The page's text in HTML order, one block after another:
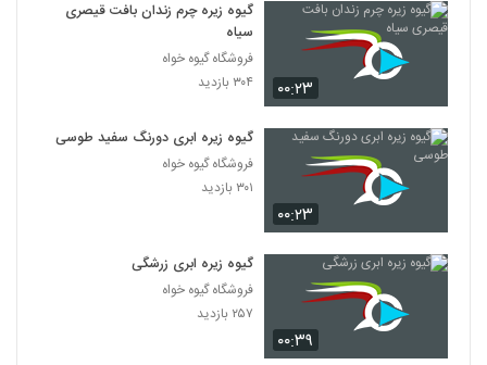
۰۰:۲۳
گیوه زیره چرم زندان بافت قیصری
سیاه
فروشگاه گیوه خواه
۳۰۴ بازدید
۰۰:۲۳
گیوه زیره ابری دورنگ سفید طوسی
فروشگاه گیوه خواه
۳۰۱ بازدید
۰۰:۳۹
گیوه زیره ابری زرشگی
فروشگاه گیوه خواه
۲۵۷ بازدید